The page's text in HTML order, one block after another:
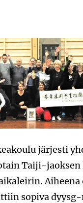
järjesti
Taiji-jaoksen
Aiheena
sopiva dyysg-